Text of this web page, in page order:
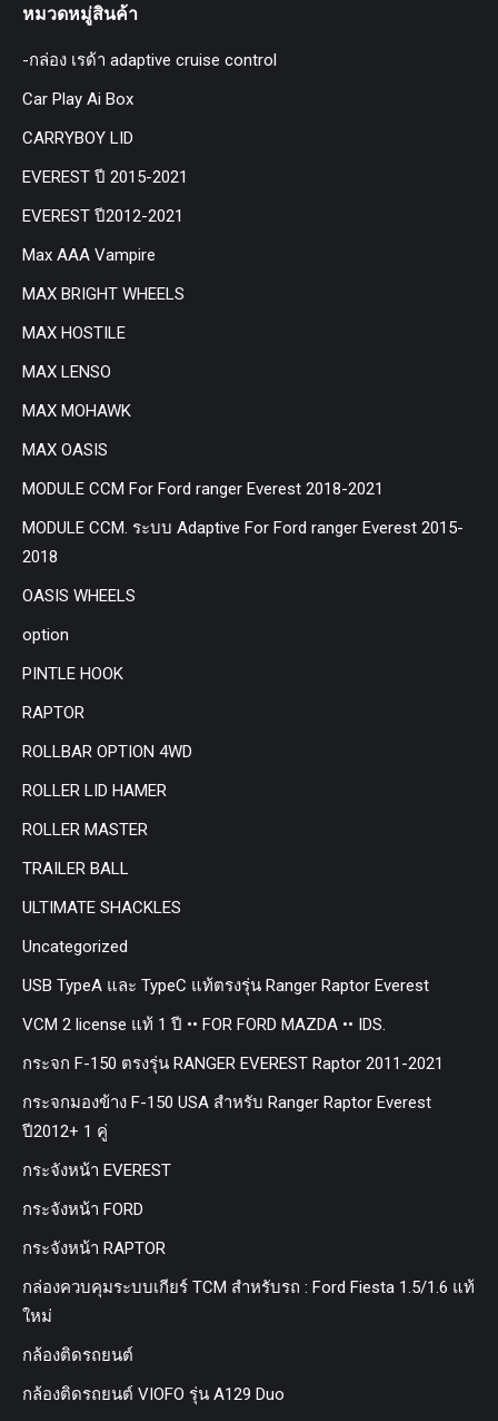
หมวดหมู่สินค้า
-กล่อง เรด้า adaptive cruise control
Car Play Ai Box
CARRYBOY LID
EVEREST ปี 2015-2021
EVEREST ปี2012-2021
Max AAA Vampire
MAX BRIGHT WHEELS
MAX HOSTILE
MAX LENSO
MAX MOHAWK
MAX OASIS
MODULE CCM For Ford ranger Everest 2018-2021
MODULE CCM. ระบบ Adaptive For Ford ranger Everest 2015-
2018
OASIS WHEELS
option
PINTLE HOOK
RAPTOR
ROLLBAR OPTION 4WD
ROLLER LID HAMER
ROLLER MASTER
TRAILER BALL
ULTIMATE SHACKLES
Uncategorized
USB TypeA และ TypeC แท้ตรงรุ่น Ranger Raptor Everest
VCM 2 license แท้ 1 ปี •• FOR FORD MAZDA •• IDS.
กระจก F-150 ตรงรุ่น RANGER EVEREST Raptor 2011-2021
กระจกมองข้าง F-150 USA สำหรับ Ranger Raptor Everest
ปี2012+ 1 คู่
กระจังหน้า EVEREST
กระจังหน้า FORD
กระจังหน้า RAPTOR
กล่องควบคุมระบบเกียร์ TCM สำหรับรถ : Ford Fiesta 1.5/1.6 แท้
ใหม่
กล้องติดรถยนต์
กล้องติดรถยนต์ VIOFO รุ่น A129 Duo